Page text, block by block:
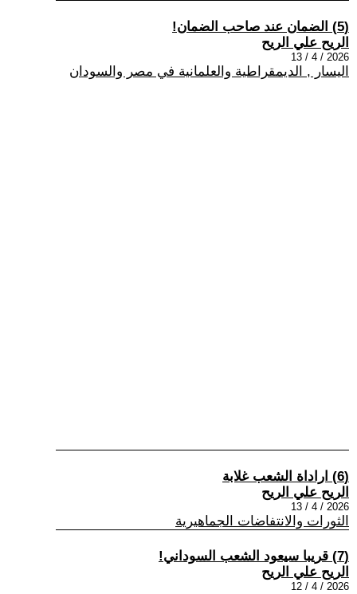
(5) الضمان عند صاحب الضمان!
الريح علي الريح
2026 / 4 / 13
اليسار , الديمقراطية والعلمانية في مصر والسودان
(6) اراداة الشعب غلابة
الريح علي الريح
2026 / 4 / 13
الثورات والانتفاضات الجماهيرية
(7) قريبا سيعود الشعب السوداني!
الريح علي الريح
2026 / 4 / 12